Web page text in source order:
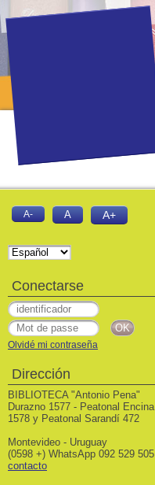
A- A A+
Conectarse
Olvidé mi contraseña
Dirección
BIBLIOTECA "Antonio Pena"
Durazno 1577 - Peatonal Encina
1578 y Peatonal Sarandí 472
Montevideo - Uruguay
(0598 +) WhatsApp 092 529 505
contacto